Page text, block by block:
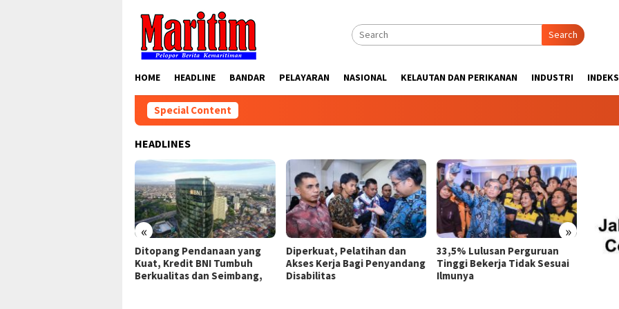
content
Search
HOME HEADLINE BANDAR PELAYARAN NASIONAL KELAUTAN DAN PERIKANAN INDUSTRI INDEKS
Special Content
HEADLINES
« »
Ditopang Pendanaan yang
Kuat, Kredit BNI Tumbuh
Berkualitas dan Seimbang,
Diperkuat, Pelatihan dan
Akses Kerja Bagi Penyandang
Disabilitas
33,5% Lulusan Perguruan
Tinggi Bekerja Tidak Sesuai
Ilmunya